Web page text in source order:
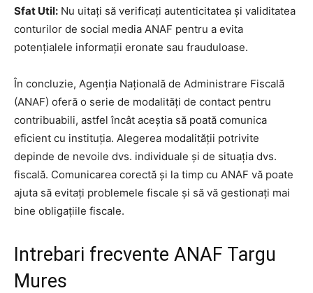
Sfat Util: Nu uitați să verificați autenticitatea și validitatea
conturilor de social media ANAF pentru a evita
potențialele informații eronate sau frauduloase.
În concluzie, Agenția Națională de Administrare Fiscală
(ANAF) oferă o serie de modalități de contact pentru
contribuabili, astfel încât aceștia să poată comunica
eficient cu instituția. Alegerea modalității potrivite
depinde de nevoile dvs. individuale și de situația dvs.
fiscală. Comunicarea corectă și la timp cu ANAF vă poate
ajuta să evitați problemele fiscale și să vă gestionați mai
bine obligațiile fiscale.
Intrebari frecvente ANAF Targu
Mures